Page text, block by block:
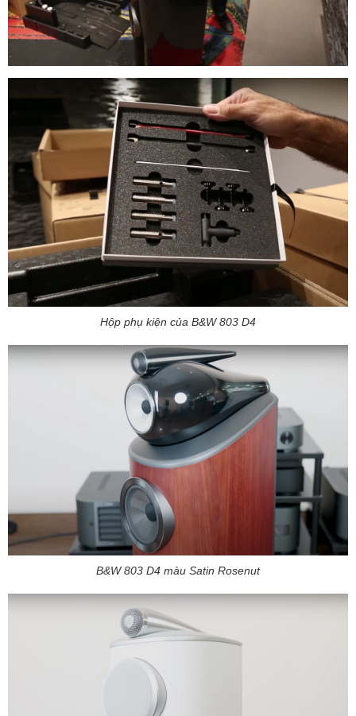
Hộp phụ kiện của B&W 803 D4
B&W 803 D4 màu Satin Rosenut